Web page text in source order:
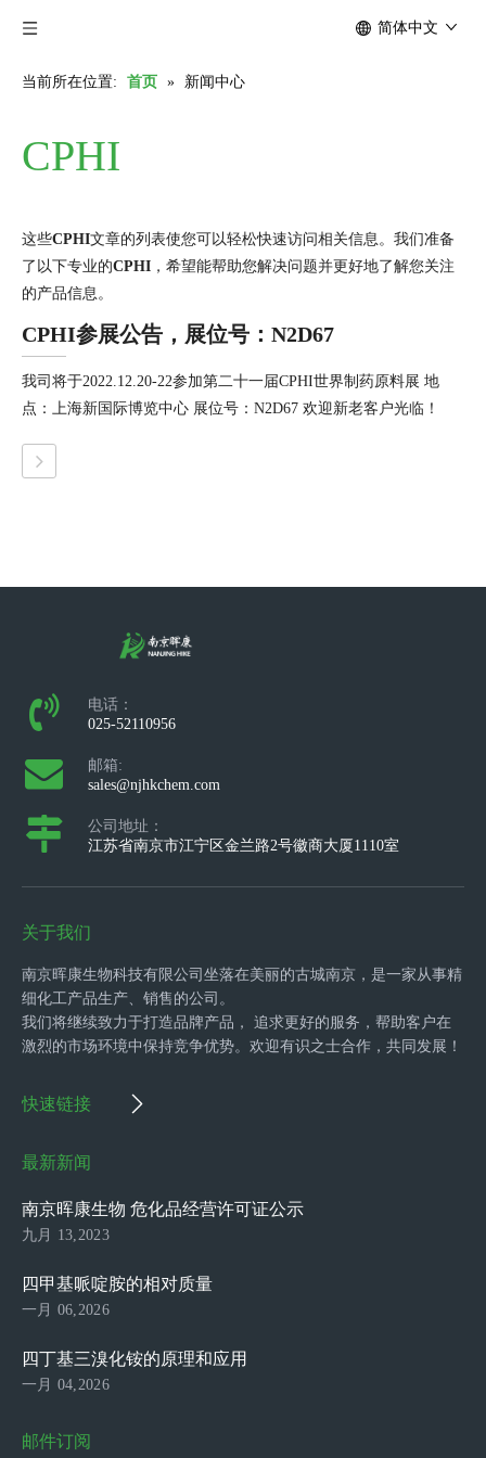
简体中文
当前所在位置: 首页 » 新闻中心
CPHI
这些CPHI文章的列表使您可以轻松快速访问相关信息。我们准备
了以下专业的CPHI ，希望能帮助您解决问题并更好地了解您关注
的产品信息。
CPHI参展公告，展位号：N2D67
我司将于2022.12.20-22参加第二十一届CPHI世界制药原料展 地
点：上海新国际博览中心 展位号：N2D67 欢迎新老客户光临！
电话：
025-52110956
邮箱:
sales@njhkchem.com
公司地址：
江苏省南京市江宁区金兰路2号徽商大厦1110室
关于我们
南京晖康生物科技有限公司坐落在美丽的古城南京，是一家从事精
细化工产品生产、销售的公司。
我们将继续致力于打造品牌产品， 追求更好的服务，帮助客户在
激烈的市场环境中保持竞争优势。欢迎有识之士合作，共同发展！
快速链接
最新新闻
南京晖康生物 危化品经营许可证公示
九月 13,2023
四甲基哌啶胺的相对质量
一月 06,2026
四丁基三溴化铵的原理和应用
一月 04,2026
邮件订阅